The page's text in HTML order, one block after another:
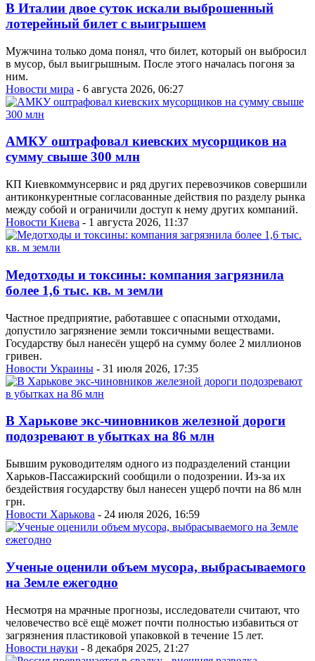
В Италии двое суток искали выброшенный
лотерейный билет с выигрышем
Мужчина только дома понял, что билет, который он выбросил
в мусор, был выигрышным. После этого началась погоня за
ним.
Новости мира - 6 августа 2026, 06:27
АМКУ оштрафовал киевских мусорщиков на
сумму свыше 300 млн
КП Киевкоммунсервис и ряд других перевозчиков совершили
антиконкурентные согласованные действия по разделу рынка
между собой и ограничили доступ к нему других компаний.
Новости Киева - 1 августа 2026, 11:37
Медотходы и токсины: компания загрязнила
более 1,6 тыс. кв. м земли
Частное предприятие, работавшее с опасными отходами,
допустило загрязнение земли токсичными веществами.
Государству был нанесён ущерб на сумму более 2 миллионов
гривен.
Новости Украины - 31 июля 2026, 17:35
В Харькове экс-чиновников железной дороги
подозревают в убытках на 86 млн
Бывшим руководителям одного из подразделений станции
Харьков-Пассажирский сообщили о подозрении. Из-за их
бездействия государству был нанесен ущерб почти на 86 млн
грн.
Новости Харькова - 24 июля 2026, 16:59
Ученые оценили объем мусора, выбрасываемого
на Земле ежегодно
Несмотря на мрачные прогнозы, исследователи считают, что
человечество всё ещё может почти полностью избавиться от
загрязнения пластиковой упаковкой в течение 15 лет.
Новости науки - 8 декабря 2025, 21:27